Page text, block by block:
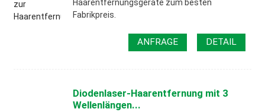
Haarentfernungsgeräte zum besten
Fabrikpreis.
ANFRAGE DETAIL
Diodenlaser-Haarentfernung mit 3
Wellenlängen...